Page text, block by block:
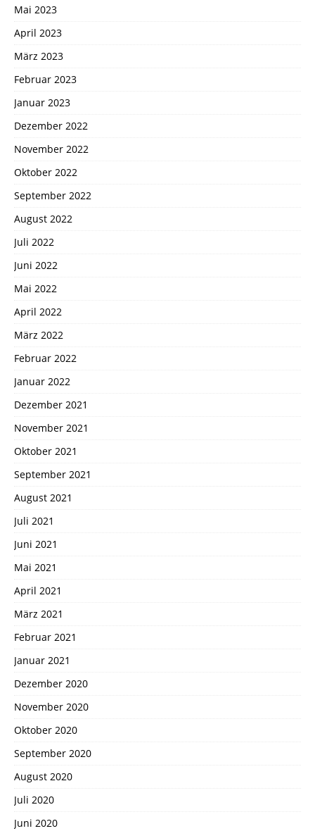
Mai 2023
April 2023
März 2023
Februar 2023
Januar 2023
Dezember 2022
November 2022
Oktober 2022
September 2022
August 2022
Juli 2022
Juni 2022
Mai 2022
April 2022
März 2022
Februar 2022
Januar 2022
Dezember 2021
November 2021
Oktober 2021
September 2021
August 2021
Juli 2021
Juni 2021
Mai 2021
April 2021
März 2021
Februar 2021
Januar 2021
Dezember 2020
November 2020
Oktober 2020
September 2020
August 2020
Juli 2020
Juni 2020